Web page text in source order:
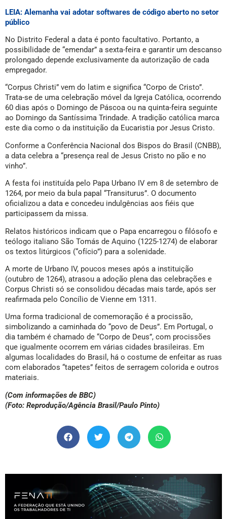
LEIA: Alemanha vai adotar softwares de código aberto no setor
público
No Distrito Federal a data é ponto facultativo. Portanto, a
possibilidade de “emendar” a sexta-feira e garantir um descanso
prolongado depende exclusivamente da autorização de cada
empregador.
“Corpus Christi” vem do latim e significa “Corpo de Cristo”.
Trata-se de uma celebração móvel da Igreja Católica, ocorrendo
60 dias após o Domingo de Páscoa ou na quinta-feira seguinte
ao Domingo da Santíssima Trindade. A tradição católica marca
este dia como o da instituição da Eucaristia por Jesus Cristo.
Conforme a Conferência Nacional dos Bispos do Brasil (CNBB),
a data celebra a “presença real de Jesus Cristo no pão e no
vinho”.
A festa foi instituída pelo Papa Urbano IV em 8 de setembro de
1264, por meio da bula papal “Transiturus”. O documento
oficializou a data e concedeu indulgências aos fiéis que
participassem da missa.
Relatos históricos indicam que o Papa encarregou o filósofo e
teólogo italiano São Tomás de Aquino (1225-1274) de elaborar
os textos litúrgicos (“ofício”) para a solenidade.
A morte de Urbano IV, poucos meses após a instituição
(outubro de 1264), atrasou a adoção plena das celebrações e
Corpus Christi só se consolidou décadas mais tarde, após ser
reafirmada pelo Concílio de Vienne em 1311.
Uma forma tradicional de comemoração é a procissão,
simbolizando a caminhada do “povo de Deus”. Em Portugal, o
dia também é chamado de “Corpo de Deus”, com procissões
que igualmente ocorrem em várias cidades brasileiras. Em
algumas localidades do Brasil, há o costume de enfeitar as ruas
com elaborados “tapetes” feitos de serragem colorida e outros
materiais.
(Com informações de BBC)
(Foto: Reprodução/Agência Brasil/Paulo Pinto)